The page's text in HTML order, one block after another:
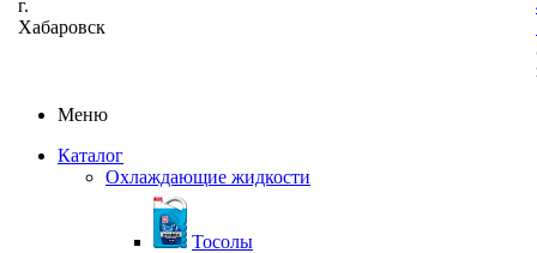
г.
Хабаровск
Меню
Каталог
Охлаждающие жидкости
Тосолы